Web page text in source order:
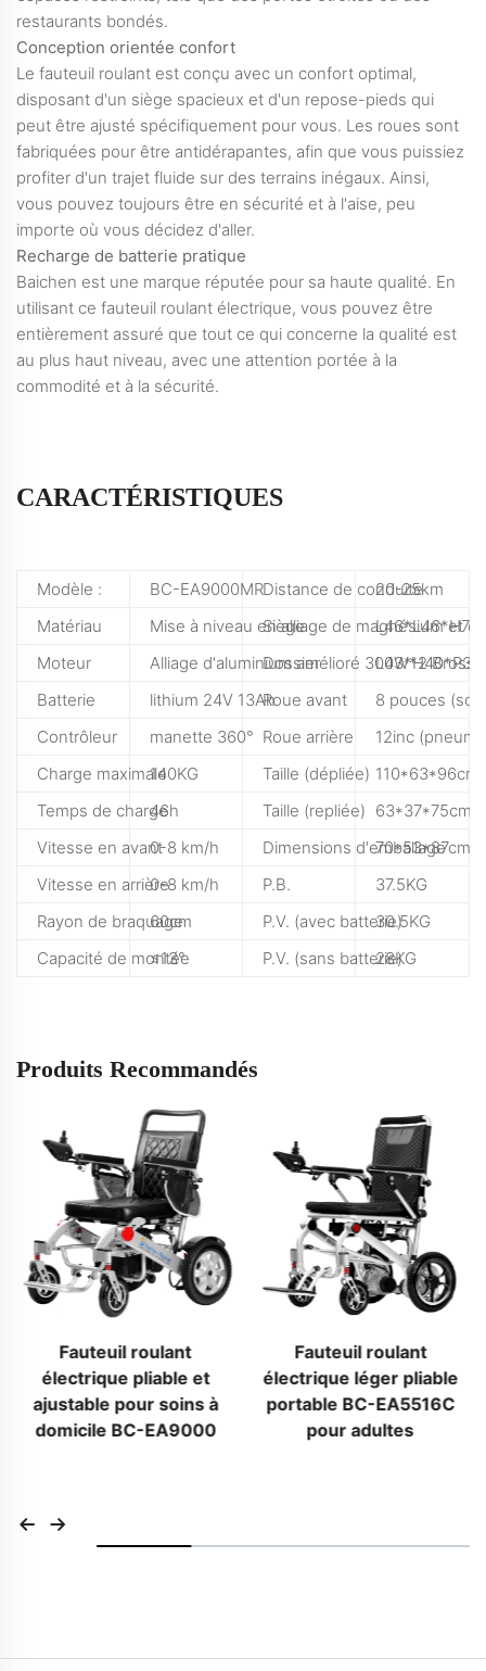
restaurants bondés.
Conception orientée confort
Le fauteuil roulant est conçu avec un confort optimal,
disposant d'un siège spacieux et d'un repose-pieds qui
peut être ajusté spécifiquement pour vous. Les roues sont
fabriquées pour être antidérapantes, afin que vous puissiez
profiter d'un trajet fluide sur des terrains inégaux. Ainsi,
vous pouvez toujours être en sécurité et à l'aise, peu
importe où vous décidez d'aller.
Recharge de batterie pratique
Baichen est une marque réputée pour sa haute qualité. En
utilisant ce fauteuil roulant électrique, vous pouvez être
entièrement assuré que tout ce qui concerne la qualité est
au plus haut niveau, avec une attention portée à la
commodité et à la sécurité.
CARACTÉRISTIQUES
Modèle : BC-EA9000MRDistance de conduite
20-25km
Matériau
Mise à niveau en alliage de magnésium et
Siège
Moteur
Alliage d'aluminium amélioré 300W*2 Brosse
Dossier
Batterie
lithium 24V 13AhRoue avant
8 pouces
Contrôleur
manette 360° Roue arrière
12inc
Charge maximale140KG Taille (dépliée) 110*63*96cm
Temps de charge
46h Taille (repliée) 63*37*75cm
Vitesse en avant0-8 km/h Dimensions d'emballage
70*53*87cm
Vitesse en arrière0-8 km/h P.B.
37.5KG
Rayon de braquage
60cm P.V. (avec batterie)30.5KG
Capacité de montée
≤13° P.V. (sans batterie)
28KG
Produits Recommandés
Fauteuil roulant
électrique pliable et
ajustable pour soins à
domicile BC-EA9000
Fauteuil roulant
électrique léger pliable
portable BC-EA5516C
pour adultes